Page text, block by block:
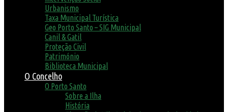
Urbanismo
Taxa Municipal Turística
Geo Porto Santo – SIG Municipal
Canil & Gatil
Proteção Civil
Património
Biblioteca Municipal
O Concelho
O Porto Santo
Sobre a Ilha
História